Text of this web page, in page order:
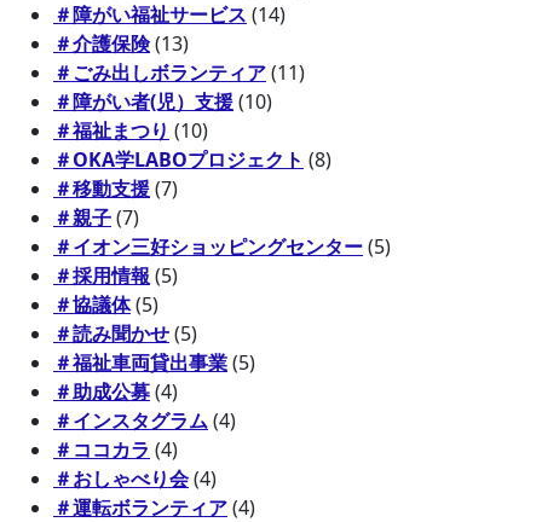
＃障がい福祉サービス (14)
＃介護保険(13)
＃ごみ出しボランティア(11)
＃障がい者(児）支援(10)
＃福祉まつり (10)
＃OKA学LABOプロジェクト (8)
＃移動支援(7)
＃親子(7)
＃イオン三好ショッピングセンター(5)
＃採用情報 (5)
＃協議体(5)
＃読み聞かせ(5)
＃福祉車両貸出事業(5)
＃助成公募(4)
＃インスタグラム(4)
＃ココカラ (4)
＃おしゃべり会(4)
＃運転ボランティア(4)